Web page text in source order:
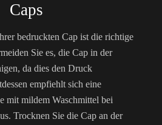
Caps
bedruckten Cap ist die richtige
Sie es, die Cap in der
da dies den Druck
empfiehlt sich eine
mit mildem Waschmittel bei
Trocknen Sie die Cap an der